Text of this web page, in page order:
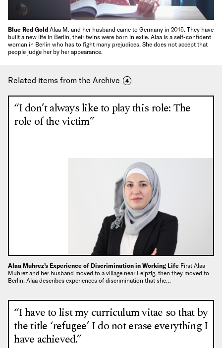
Blue Red Gold Alaa M. and her husband came to Germany in 2015. They have
built a new life in Berlin, their twins were born in exile. Alaa is a self-confident
woman in Berlin who has to fight many prejudices. She does not accept that
people judge her by her appearance.
Related items from the Archive 4
“I don’t always like to play this role: The
role of the victim”
Alaa Muhrez’s Experience of Discrimination in Working Life First Alaa
Muhrez and her husband moved to a village near Leipzig, then they moved to
Berlin. Alaa describes experiences of discrimination that she…
“I have to list my curriculum vitae so that by
the title ‘refugee’ I do not erase everything I
have achieved.”